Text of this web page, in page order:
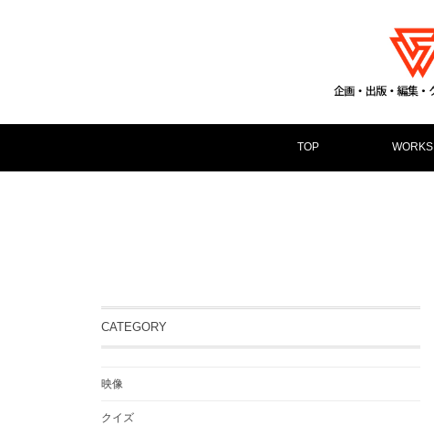
TOP WORKS
CATEGORY
映像
クイズ